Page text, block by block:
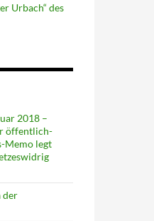
Urbach“ des
2018 –
öffentlich-
Memo legt
der